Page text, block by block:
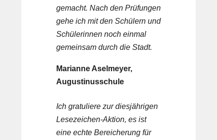
gemacht. Nach den Prüfungen
gehe ich mit den Schülern und
Schülerinnen noch einmal
gemeinsam durch die Stadt.
Marianne Aselmeyer,
Augustinusschule
Ich gratuliere zur diesjährigen
Lesezeichen-Aktion, es ist
eine echte Bereicherung für